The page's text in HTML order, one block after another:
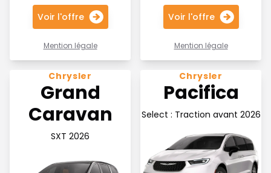
Voir l'offre
Mention légale
Voir l'offre
Mention légale
Voir l'offre 145$ par semaine en financement
Chrysler
Grand
Caravan
SXT 2026
Voir l'offre 150$ par
Chrysler
Pacifica
Select : Traction avant 2026